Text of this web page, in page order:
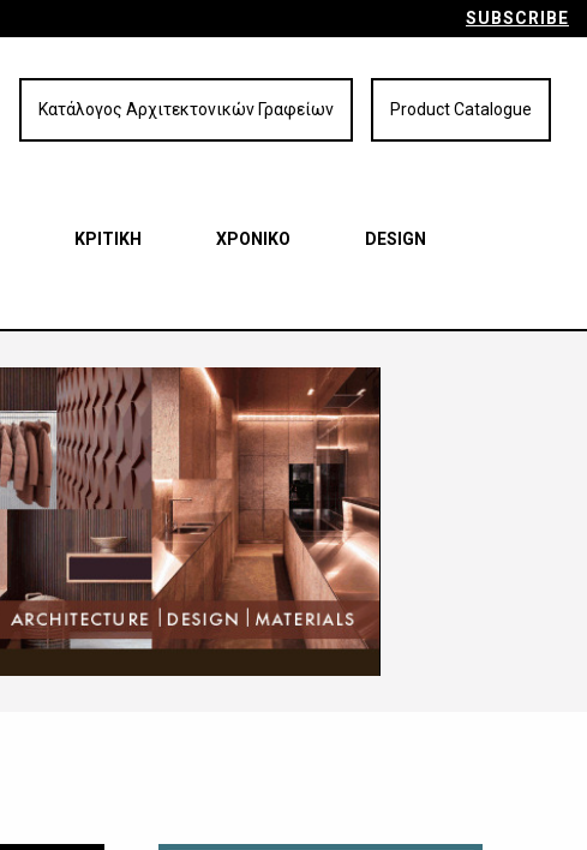
SUBSCRIBE
Κατάλογος Αρχιτεκτονικών Γραφείων Product Catalogue
ΚΡΙΤΙΚΗ ΧΡΟΝΙΚΟ DESIGN